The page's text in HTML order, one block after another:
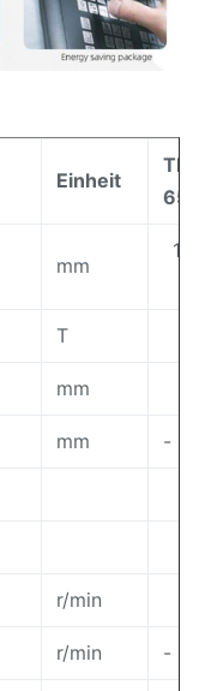
Einheit
mm
T
mm
mm -
r/min
r/min -